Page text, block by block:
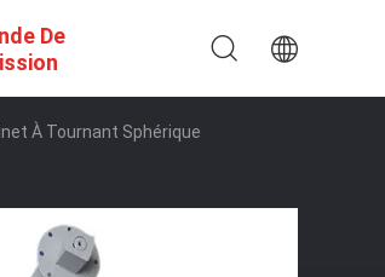
De
À Tournant Sphérique